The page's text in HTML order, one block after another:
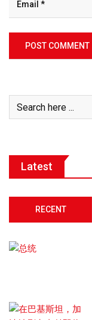
Latest
RECENT